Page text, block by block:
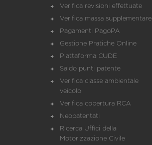
Verifica revisioni effettuate
Verifica massa supplementare
Pagamenti PagoPA
Gestione Pratiche Online
Piattaforma CUDE
Saldo punti patente
Verifica classe ambientale
veicolo
Verifica copertura RCA
Neopatentati
Ricerca Uffici della
Motorizzazione Civile